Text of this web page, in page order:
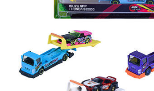
手工藝,文具,蠟筆,泥膠,畫板
娃娃, 芭比,收藏公仔
電子玩具
Play-Doh培樂多
Pokemon寶可夢
playpop
12~14歳
14歳以上